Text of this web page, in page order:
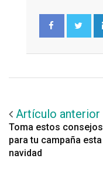
Artículo anterior
Toma estos consejos
para tu campaña esta
navidad